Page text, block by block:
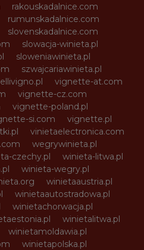
rakouskadalnice.com
rumunskadalnice.com
slovenskadalnice.com
slowacja-winieta.pl
sloweniawinieta.pl
szwajcariawinieta.pl
vignette-at.com
vignette-cz.com
vignette-poland.pl
si.com
vignette.pl
vinietaelectronica.com
wegrywinieta.pl
czechy.pl
winieta-litwa.pl
winieta-wegry.pl
winietaaustria.pl
winietaautostradowa.pl
winietachorwacja.pl
winietalitwa.pl
winietamoldawia.pl
winietapolska.pl